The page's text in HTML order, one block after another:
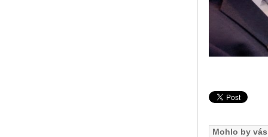
Mohlo by